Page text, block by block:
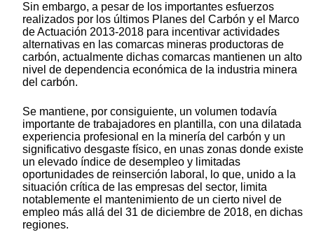
Sin embargo, a pesar de los importantes esfuerzos
realizados por los últimos Planes del Carbón y el Marco
de Actuación 2013-2018 para incentivar actividades
alternativas en las comarcas mineras productoras de
carbón, actualmente dichas comarcas mantienen un alto
nivel de dependencia económica de la industria minera
del carbón.
Se mantiene, por consiguiente, un volumen todavía
importante de trabajadores en plantilla, con una dilatada
experiencia profesional en la minería del carbón y un
significativo desgaste físico, en unas zonas donde existe
un elevado índice de desempleo y limitadas
oportunidades de reinserción laboral, lo que, unido a la
situación crítica de las empresas del sector, limita
notablemente el mantenimiento de un cierto nivel de
empleo más allá del 31 de diciembre de 2018, en dichas
regiones.